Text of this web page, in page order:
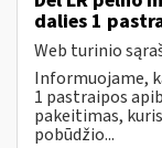
dalies 1
Web turinio
Informuojame,
1 pastraipos
pakeitimas,
pobūdžio...